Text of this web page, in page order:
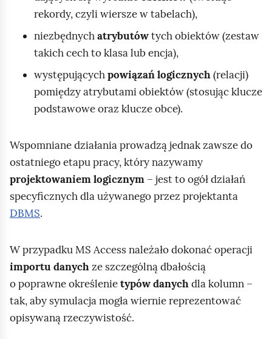
a
t
e
r
i
ł
u
:
A
n
t
m
a
j
n
a
ś
i
e
ż
a
a
r
n
i
w
z
a
a
rekordy, czyli wiersze w tabelach),
niezbędnychatrybutówtych obiektów (zestaw
takich cech to klasa lub encja),
występującychpowiązań logicznych(relacji)
pomiędzy atrybutami obiektów (stosując klucze
podstawowe oraz klucze obce).
Wspomniane działania prowadzą jednak zawsze do
ostatniego etapu pracy, który nazywamy
projektowaniem logicznym – jest to ogół działań
specyficznych dla używanego przez projektanta
DBMS.
W przypadkuMS Accessnależało dokonać operacji
importu danychze szczególną dbałością
o poprawne określenietypów danychdla kolumn –
tak, aby symulacja mogła wiernie reprezentować
opisywaną rzeczywistość.